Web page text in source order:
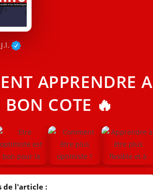
APPRENDRE A
COTE 🔥
de l'article :